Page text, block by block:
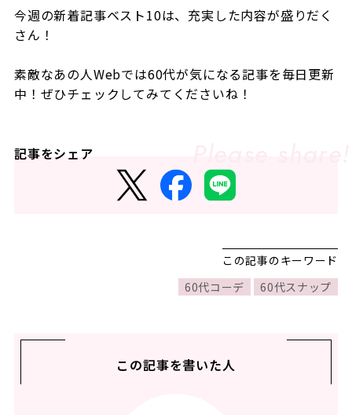
今週の新着記事ベスト10は、充実した内容が盛りだく
さん！
素敵なあの人Webでは60代が気になる記事を毎日更新
中！ぜひチェックしてみてくださいね！
記事をシェア
この記事のキーワード
60代コーデ
60代スナップ
この記事を書いた人